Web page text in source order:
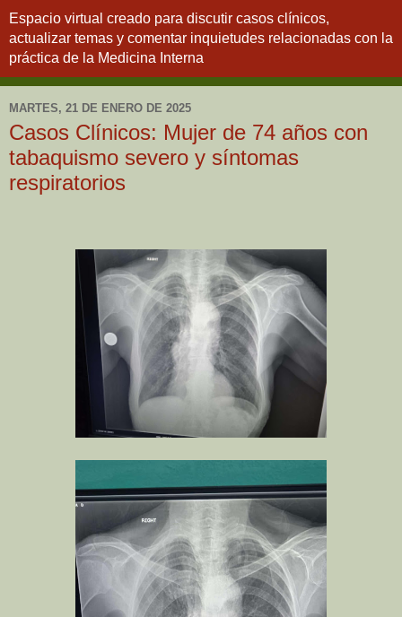
Espacio virtual creado para discutir casos clínicos,
actualizar temas y comentar inquietudes relacionadas con la
práctica de la Medicina Interna
MARTES, 21 DE ENERO DE 2025
Casos Clínicos: Mujer de 74 años con
tabaquismo severo y síntomas
respiratorios